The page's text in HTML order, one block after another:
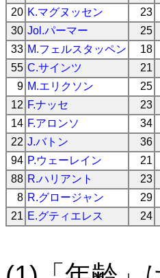
20 K.マグヌッセン 23
30 Jol.パーマー 25
33 M.フェルスタッペン 18
55 C.サインツ 21
9 M.エリクソン 25
12 F.ナッセ 23
14 F.アロンソ 34
22 J.バトン 36
94 P.ウェーレイン 21
88 R.ハリアント 23
8 R.グロージャン 29
21 E.グティエレス 24